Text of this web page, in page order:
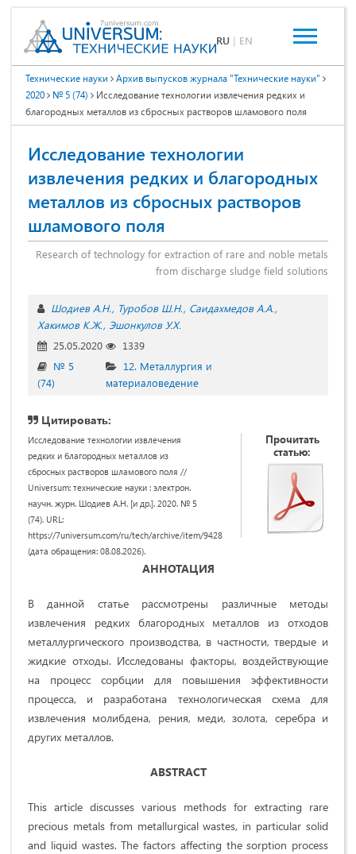
RU | EN
Технические науки
Архив выпусков журнала "Технические науки"
2020
№ 5 (74)
Исследование технологии извлечения редких и
благородных металлов из сбросных растворов шламового поля
Исследование технологии
извлечения редких и благородных
металлов из сбросных растворов
шламового поля
Research of technology for extraction of rare and noble metals
from discharge sludge field solutions
Шодиев А.Н. Туробов Ш.Н. Саидахмедов А.А.
Хакимов К.Ж. Эшонкулов У.Х.
25.05.2020
1339
№ 5
(74)
12. Металлургия и
материаловедение
Цитировать:
Исследование технологии извлечения
редких и благородных металлов из
сбросных растворов шламового поля //
Universum: технические науки : электрон.
научн. журн. Шодиев А.Н. [и др.]. 2020. № 5
(74). URL:
https://7universum.com/ru/tech/archive/item/9428
(дата обращения: 08.08.2026).
Прочитать
статью:
АННОТАЦИЯ
В данной статье рассмотрены различные методы
извлечения редких благородных металлов из отходов
металлургического производства, в частности, твердые и
жидкие отходы. Исследованы факторы, воздействующие
на процесс сорбции для повышения эффективности
процесса, и разработана технологическая схема для
извлечения молибдена, рения, меди, золота, серебра и
других металлов.
ABSTRACT
This article discusses various methods for extracting rare
precious metals from metallurgical wastes, in particular solid
and liquid wastes. The factors affecting the sorption process